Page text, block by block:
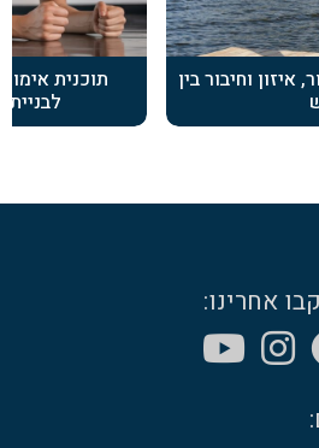
וחיבור בין
אחרינו: